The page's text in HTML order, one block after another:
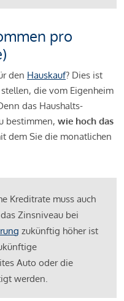
pro
den Hauskauf? Dies ist
die vom Eigenheim
das Haushalts-
bestimmen, wie hoch das
dem Sie die monatlichen
Kreditrate muss auch
Zinsniveau bei
zukünftig höher ist
Auto oder die
werden.